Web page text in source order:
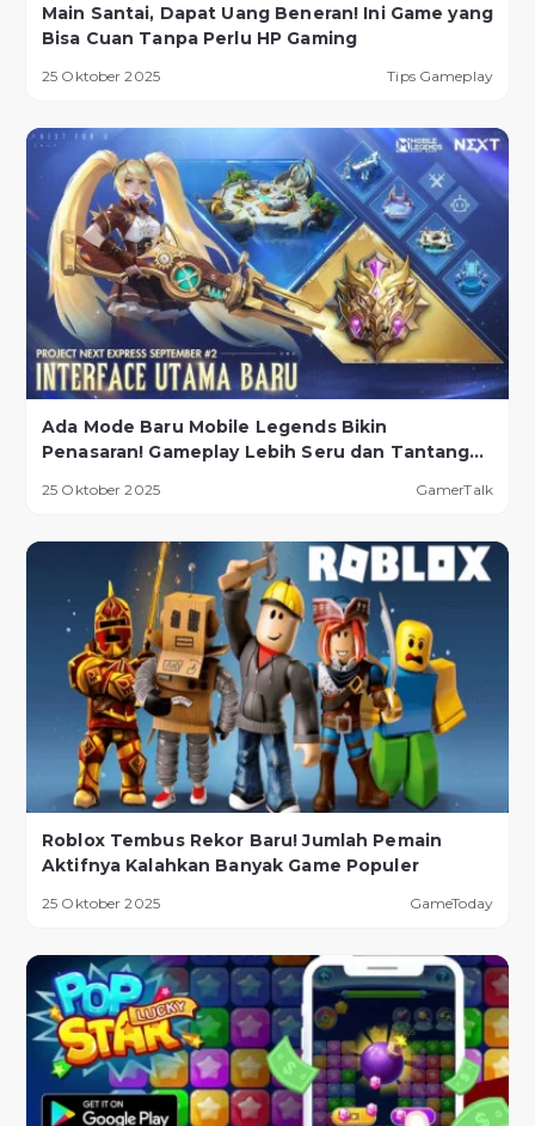
Main Santai, Dapat Uang Beneran! Ini Game yang
Bisa Cuan Tanpa Perlu HP Gaming
25 Oktober 2025 Tips Gameplay
Ada Mode Baru Mobile Legends Bikin
Penasaran! Gameplay Lebih Seru dan Tantangan
25 Oktober 2025 GamerTalk
Roblox Tembus Rekor Baru! Jumlah Pemain
Aktifnya Kalahkan Banyak Game Populer
25 Oktober 2025 GameToday